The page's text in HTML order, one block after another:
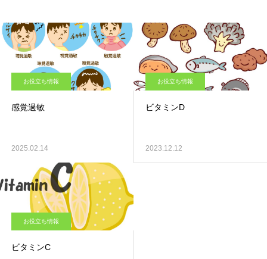
お役立ち情報
感覚過敏
2025.02.14
お役立ち情報
ビタミンD
2023.12.12
お役立ち情報
ビタミンC